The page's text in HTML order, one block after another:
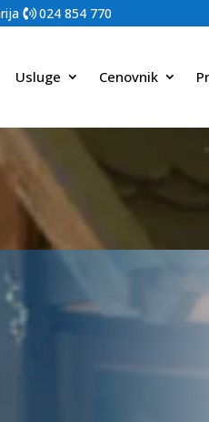
024 854 770
Usluge Cenovnik